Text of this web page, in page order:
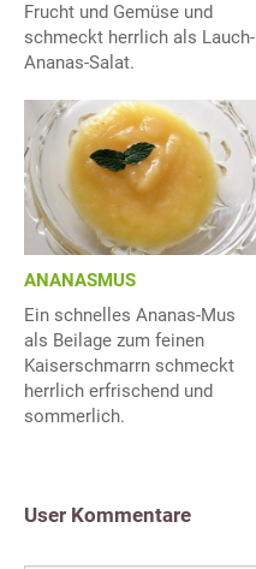
Frucht und Gemüse und
schmeckt herrlich als Lauch-
Ananas-Salat.
ANANASMUS
Ein schnelles Ananas-Mus
als Beilage zum feinen
Kaiserschmarrn schmeckt
herrlich erfrischend und
sommerlich.
User Kommentare